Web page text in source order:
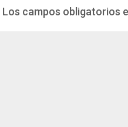
Los campos obligatorios